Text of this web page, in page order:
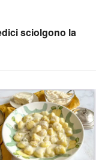
sciolgono la